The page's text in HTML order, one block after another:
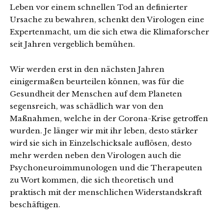
Leben vor einem schnellen Tod an definierter
Ursache zu bewahren, schenkt den Virologen eine
Expertenmacht, um die sich etwa die Klimaforscher
seit Jahren vergeblich bemühen.
Wir werden erst in den nächsten Jahren
einigermaßen beurteilen können, was für die
Gesundheit der Menschen auf dem Planeten
segensreich, was schädlich war von den
Maßnahmen, welche in der Corona-Krise getroffen
wurden. Je länger wir mit ihr leben, desto stärker
wird sie sich in Einzelschicksale auflösen, desto
mehr werden neben den Virologen auch die
Psychoneuroimmunologen und die Therapeuten
zu Wort kommen, die sich theoretisch und
praktisch mit der menschlichen Widerstandskraft
beschäftigen.